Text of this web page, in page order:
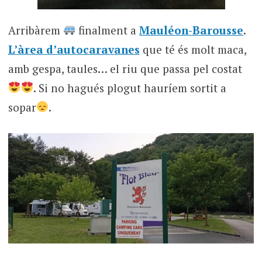
Arribàrem finalment aMauléon-Barousse.
L’àrea d’autocaravanes que té és molt maca,
amb gespa, taules… el riu que passa pel costat
. Si no hagués plogut hauríem sortit a
sopar
.